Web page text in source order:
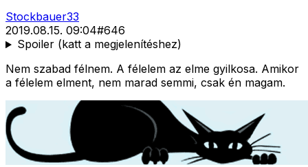
Stockbauer33
2019.08.15. 09:04#646
Spoiler (katt a megjelenítéshez)
Nem szabad félnem. A félelem az elme gyilkosa. Amikor
a félelem elment, nem marad semmi, csak én magam.